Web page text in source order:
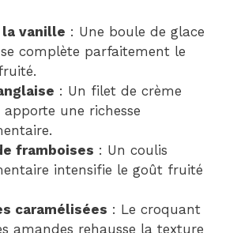
la vanille : Une boule de glace
complète parfaitement le
: Un filet de crème
apporte une richesse
framboises : Un coulis
intensifie le goût fruité
caramélisées : Le croquant
amandes rehausse la texture